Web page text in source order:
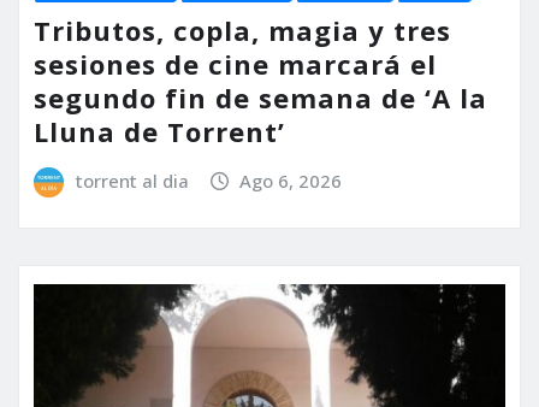
Tributos, copla, magia y tres
sesiones de cine marcará el
segundo fin de semana de ‘A la
Lluna de Torrent’
torrent al dia Ago 6, 2026